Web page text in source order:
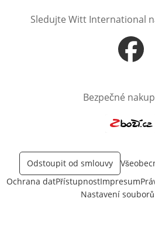
Sledujte Witt International
Otevře
Bezpečné
Odstoupit od smlouvy
Ochrana datPřístupnostImpresum
Nastavení